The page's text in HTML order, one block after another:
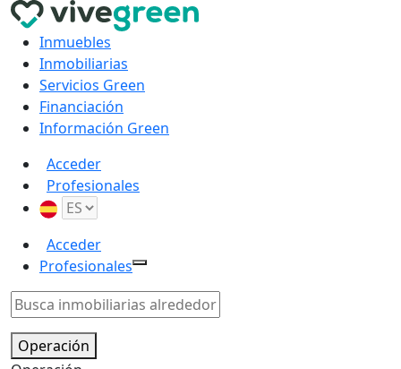
Inmuebles
Inmobiliarias
Servicios Green
Financiación
Información Green
Acceder
Profesionales
Acceder
Profesionales
Operación